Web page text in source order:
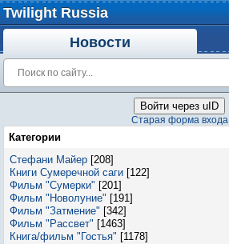
Twilight Russia
Новости
Войти через uID
Старая форма входа
Категории
Стефани Майер [208]
Книги Сумеречной саги [122]
Фильм "Сумерки" [201]
Фильм "Новолуние" [191]
Фильм "Затмение" [342]
Фильм "Рассвет" [1463]
Книга/фильм "Гостья" [1178]